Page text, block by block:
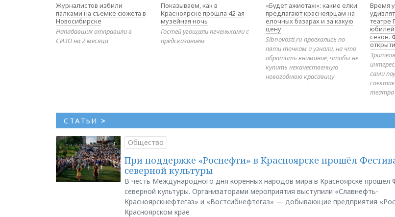
Журналистов избили
палками на съемке сюжета в
Новосибирске
Нападавших отправили в
СИЗО на 2 месяца
Показываем, как в
Красноярске прошла 42-ая
музейная ночь
Гостей угощали печеньками с
предсказанием
«Будет ажиотаж»: какие елки
предлагают красноярцам на
елочных базарах и за какую
цену
Sibnovosti.ru проехались по
пяти точкам и узнали, на что
обратить внимание, чтобы не
купить некачественную
новогоднюю красавицу
Время
театре
сезон.
сами
СТАТЬИ >
Общество
При поддержке «Роснефти» в Красноярске прошёл
северной культуры
В честь Международного дня коренных народов мира в Красноярске прошёл
северной культуры. Организаторами мероприятия выступили «Славнефть-
Красноярскнефтегаз» и «Востсибнефтегаз» — добывающие предприятия
Красноярском крае